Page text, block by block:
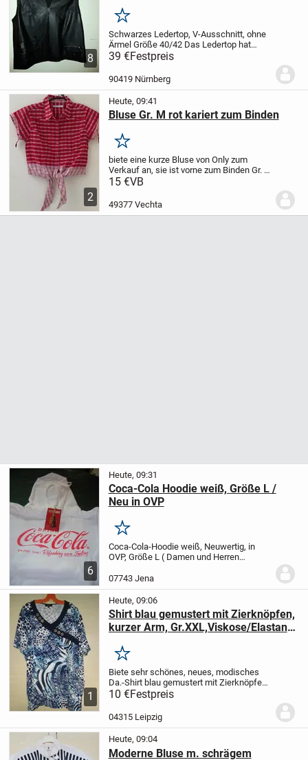
8
Merken
Schwarzes Ledertop, V-Ausschnitt, ohne
Ärmel Größe 40/42 Das Ledertop hat
vorne links eine kleine Tasche sowie
rechts zwei kleine Taschen. An der linken
Seite befindet sich unten ein kleiner...
39 €Festpreis
90419 Nürnberg
2
Heute, 09:41
Bluse Gr. M rot kariert zum Binden
Merken
biete eine kurze Bluse von Only zum
Verkauf an, sie ist vorne zum Binden Gr. M
rot-weiß kariert
ca. 67 cmMaterial: 100% Baumwolle
15 €VB
49377 Vechta
6
Heute, 09:31
Coca-Cola Hoodie weiß, Größe L /
Neu in OVP
Merken
Coca-Cola-Hoodie weiß, Neuwertig, in
OVP, Größe L ( Damen und Herren
Refreshing NEW Feeling
´s doppelt bestellt, deshalb kostet es
keine 59,99€,...
07743 Jena
1
Heute, 09:06
Shirt blau gemustert mit Zierknöpfen,
kurzer Arm, Gr.XXL,Viskose/Elastan
Merken
Biete sehr schönes, neues, modisches
Da.-Shirt blau gemustert mit Zierknöpfen,
Gr. XXLMaterial: 95% Viskose, 5%
Elastan, 40° Wäsche
Umtausch, Gewährleistung oder
Rücknahme...
10 €Festpreis
04315 Leipzig
Heute, 09:04
Moderne Bluse m. schrägem